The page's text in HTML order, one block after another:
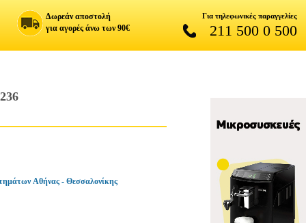
Δωρεάν αποστολή
για αγορές άνω των 90€
Για τηλεφωνικές παραγγελίες
211 500 0 500
Αθήνας - Θεσσαλονίκης